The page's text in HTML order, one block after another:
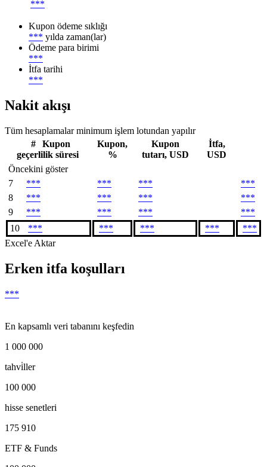
***
Kupon ödeme sıklığı
*** yılda zaman(lar)
Ödeme para birimi
***
İtfa tarihi
***
Nakit akışı
Tüm hesaplamalar minimum işlem lotundan yapılır
#
Kupon
geçerlilik süresi
Kupon,
%
Kupon
tutarı, USD
İtfa,
USD
Öncekini göster
7
*** *** ***
***
8
*** *** ***
***
9
*** *** ***
***
10
*** *** *** ***
***
Excel'e Aktar
Erken itfa koşulları
***
En kapsamlı veri tabanını keşfedin
1 000 000
tahvi̇ller
100 000
hisse senetleri
175 910
ETF & Funds